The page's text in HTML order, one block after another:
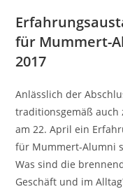
für Mummert-
2017
Anlässlich der
traditionsgemäß
am 22. April ein
für Mummert-Alumni
Was sind die
Geschäft und im